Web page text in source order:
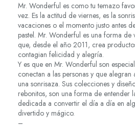
Mr. Wonderful es como tu temazo
vez. Es la actitud de viernes, es la
vacaciones o el momento justo antes
pastel. Mr. Wonderful es una forma de
que, desde el año 2011, crea
contagian felicidad y alegría.
Y es que en Mr. Wonderful son
conectan a las personas y que alegran
una sonrisaza. Sus colecciones y
rebonitos, son una forma de entender
dedicada a convertir el día a día en
divertido y mágico.
–